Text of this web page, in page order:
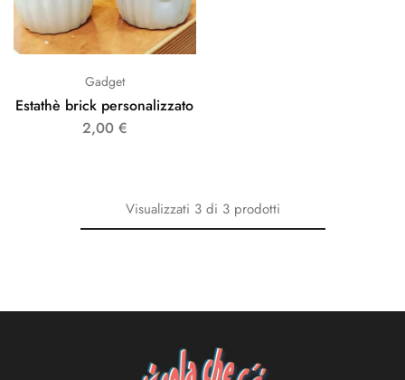
Gadget
Estathè brick personalizzato
2,00 €
Visualizzati 3 di 3 prodotti